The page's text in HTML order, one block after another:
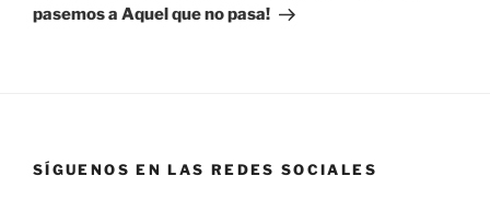
pasemos a Aquel que no pasa!
SÍGUENOS EN LAS REDES SOCIALES